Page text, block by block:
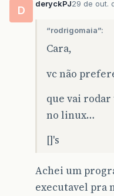
D
deryckPJ29 de out.
“rodrigomaia”:
Cara,
vc não
que vai
no linux…
[]'s
Achei um
executavel pra